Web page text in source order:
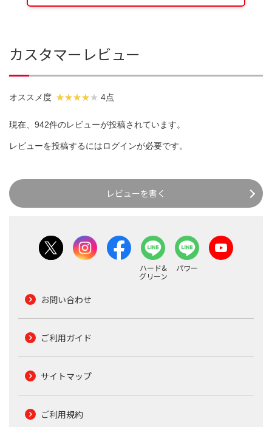
カスタマーレビュー
オススメ度 4点
現在、942件のレビューが投稿されています。
レビューを投稿するにはログインが必要です。
レビューを書く
ハード&
グリーン
パワー
お問い合わせ
ご利用ガイド
サイトマップ
ご利用規約